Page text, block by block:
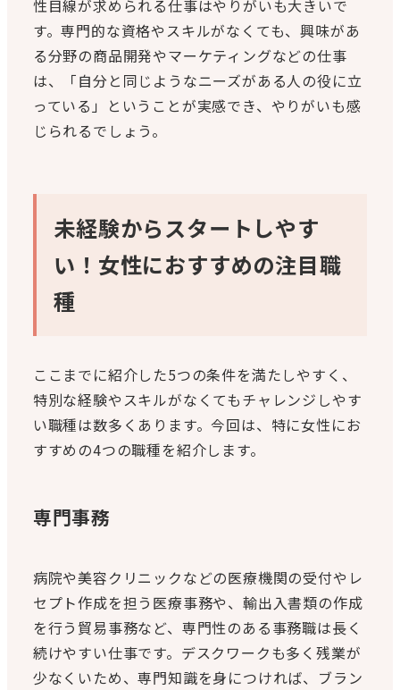
性目線が求められる仕事はやりがいも大きいで
す。専門的な資格やスキルがなくても、興味があ
る分野の商品開発やマーケティングなどの仕事
は、「自分と同じようなニーズがある人の役に立
っている」ということが実感でき、やりがいも感
じられるでしょう。
未経験からスタートしやす
い！女性におすすめの注目職
種
ここまでに紹介した5つの条件を満たしやすく、
特別な経験やスキルがなくてもチャレンジしやす
い職種は数多くあります。今回は、特に女性にお
すすめの4つの職種を紹介します。
専門事務
病院や美容クリニックなどの医療機関の受付やレ
セプト作成を担う医療事務や、輸出入書類の作成
を行う貿易事務など、専門性のある事務職は長く
続けやすい仕事です。デスクワークも多く残業が
少なくいため、専門知識を身につければ、ブラン